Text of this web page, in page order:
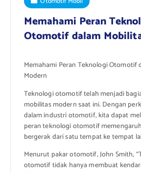
Memahami Peran
Otomotif dalam
Memahami Peran Teknologi Otomotif
Modern
Teknologi otomotif telah menjadi
mobilitas modern saat ini. Dengan
dalam industri otomotif, kita dapat
peran teknologi otomotif
bergerak dari satu tempat ke tempat
Menurut pakar otomotif, John Smith,
otomotif tidak hanya membuat